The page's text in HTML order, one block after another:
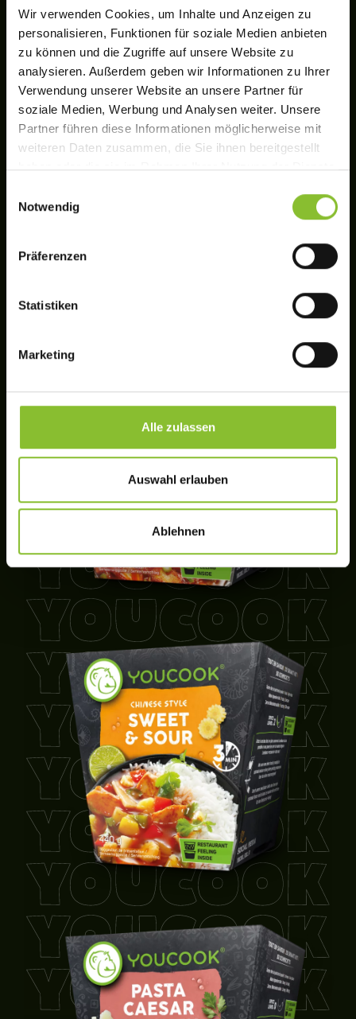
Wir verwenden Cookies, um Inhalte und Anzeigen zu
personalisieren, Funktionen für soziale Medien anbieten
zu können und die Zugriffe auf unsere Website zu
analysieren. Außerdem geben wir Informationen zu Ihrer
Verwendung unserer Website an unsere Partner für
soziale Medien, Werbung und Analysen weiter. Unsere
Partner führen diese Informationen möglicherweise mit
weiteren Daten zusammen, die Sie ihnen bereitgestellt
haben oder die sie im Rahmen Ihrer Nutzung der Dienste
who may receive and
Notwendig
Präferenzen
Statistiken
Marketing
Alle zulassen
Auswahl erlauben
Ablehnen